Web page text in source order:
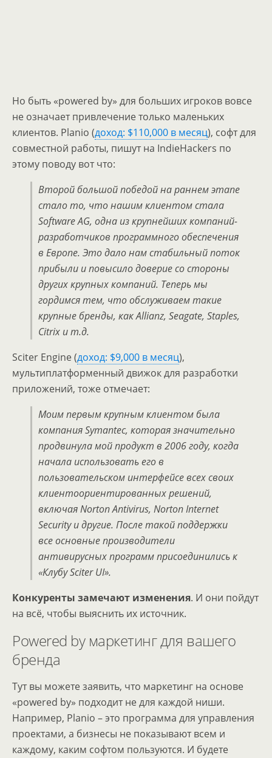
Но быть «powered by» для больших игроков вовсе
не означает привлечение только маленьких
клиентов. Planio (доход: $110,000 в месяц), софт для
совместной работы, пишут на IndieHackers по
этому поводу вот что:
Второй большой победой на раннем этапе
стало то, что нашим клиентом стала
Software AG, одна из крупнейших компаний-
разработчиков программного обеспечения
в Европе. Это дало нам стабильный поток
прибыли и повысило доверие со стороны
других крупных компаний. Теперь мы
гордимся тем, что обслуживаем такие
крупные бренды, как Allianz, Seagate, Staples,
Citrix и т.д.
Sciter Engine (доход: $9,000 в месяц),
мультиплатформенный движок для разработки
приложений, тоже отмечает:
Моим первым крупным клиентом была
компания Symantec, которая значительно
продвинула мой продукт в 2006 году, когда
начала использовать его в
пользовательском интерфейсе всех своих
клиентоориентированных решений,
включая Norton Antivirus, Norton Internet
Security и другие. После такой поддержки
все основные производители
антивирусных программ присоединились к
«Клубу Sciter UI».
Конкуренты замечают изменения. И они пойдут
на всё, чтобы выяснить их источник.
Powered by маркетинг для вашего
бренда
Тут вы можете заявить, что маркетинг на основе
«powered by» подходит не для каждой ниши.
Например, Planio – это программа для управления
проектами, а бизнесы не показывают всем и
каждому, каким софтом пользуются. И будете